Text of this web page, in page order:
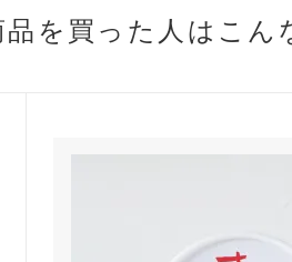
を買った人は こん